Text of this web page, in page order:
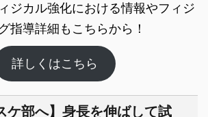
ジカル強化における情報やフィジ
指導詳細もこちらから！
詳しくはこちら
ケ部へ】身長を伸ばして試